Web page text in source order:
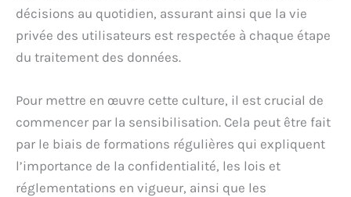
décisions au quotidien, assurant ainsi que la vie
privée des utilisateurs est respectée à chaque étape
du traitement des données.
Pour mettre en œuvre cette culture, il est crucial de
commencer par la sensibilisation. Cela peut être fait
par le biais de formations régulières qui expliquent
l’importance de la confidentialité, les lois et
réglementations en vigueur, ainsi que les